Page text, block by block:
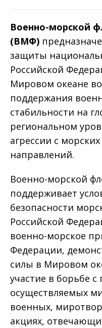
Военно-морской
(ВМФ)
защиты
Российской
Мировом океане
поддержания
стабильности на
региональном
агрессии с
направлений.
Военно-морской
поддерживает
безопасности
Российской
военно-морское
Федерации,
силы в Мировом
участие в борьбе
осуществляемых
военных,
акциях,